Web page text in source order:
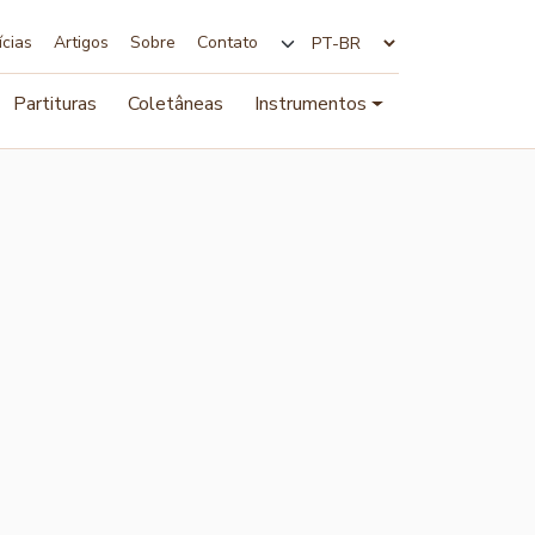
Artigos Sobre Contato
Partituras Coletâneas Instrumentos